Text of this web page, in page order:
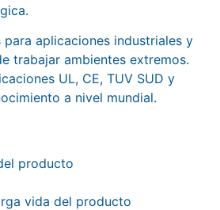
para aplicaciones industriales y
trabajar ambientes extremos.
UL, CE, TUV SUD y
a nivel mundial.
producto​
vida del producto​